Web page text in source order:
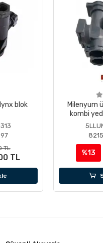
blok
TL
TL
Milenyum
kombi
%13